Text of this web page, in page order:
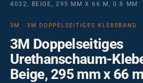
4032, BEIGE, 295 MM X 66 M, 0.8 MM
3M · 3M DOPPELSEITIGES KLEBEBAND
3M Doppelseitiges
Urethanschaum-
Beige, 295 mm x 66